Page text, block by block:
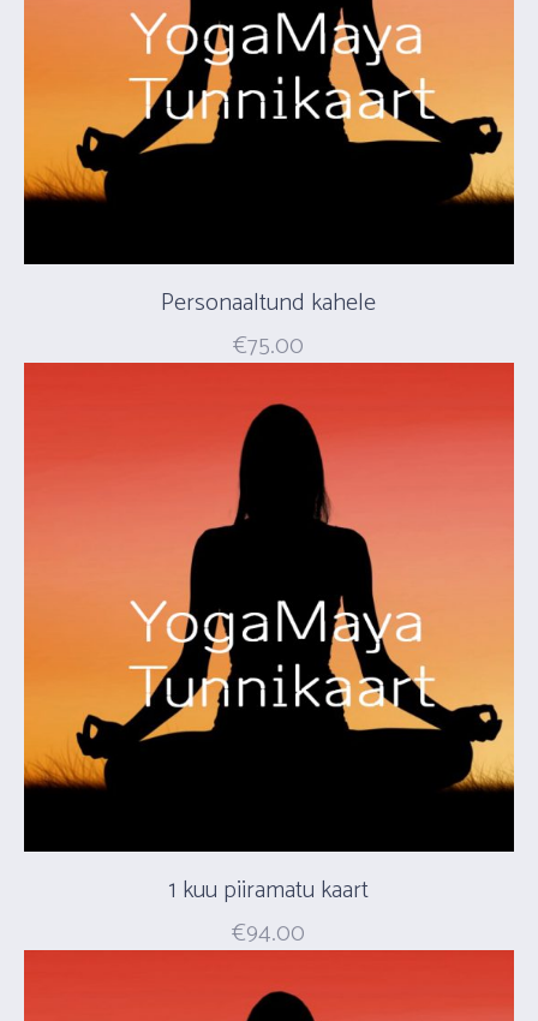
Personaaltund kahele
€75.00
1 kuu piiramatu kaart
€94.00